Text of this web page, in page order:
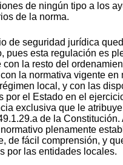
de ningún tipo a los
de la norma.
de seguridad jurídica
pues esta regulación es
con la resto del
la normativa vigente en
local, y con las
por el Estado en el
exclusiva que le atribuye
de la Constitución.
plenamente
de fácil comprensión, y
por las entidades locales.